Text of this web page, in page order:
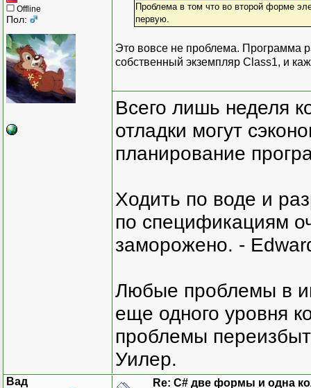
Offline
Пол:
Проблема в том что во второй форме
первую.
Это вовсе не проблема. Программа
собственный экземпляр Class1, и
Всего лишь неделя
отладки могут
планирование
Ходить по воде и
по спецификациям
заморожено. -
Любые проблемы в
еще одного уровня
проблемы
Уилер.
Вад Re: C# две формы и одна